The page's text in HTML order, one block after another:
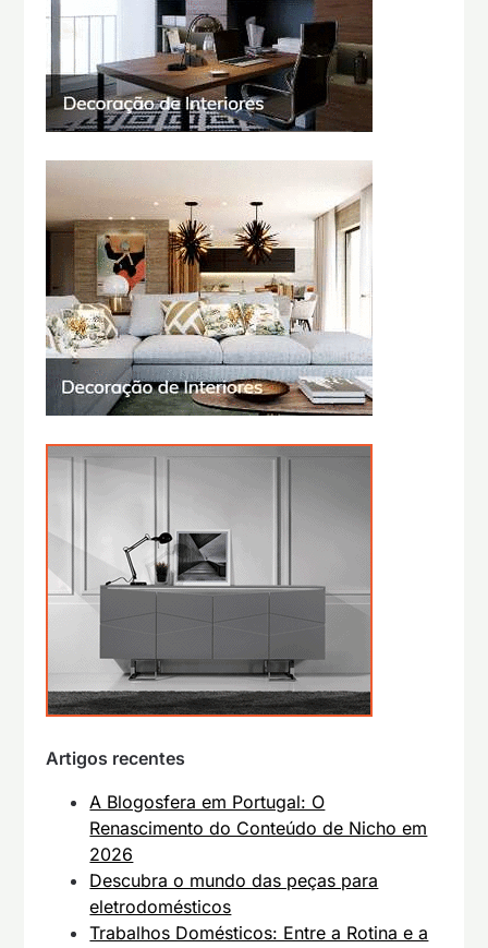
Artigos recentes
A Blogosfera em Portugal: O
Renascimento do Conteúdo de Nicho em
2026
Descubra o mundo das peças para
eletrodomésticos
Trabalhos Domésticos: Entre a Rotina e a